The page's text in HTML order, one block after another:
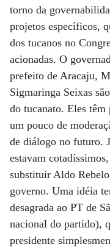
torno da
projetos específicos,
dos tucanos no
acionadas. O
prefeito de Aracaju,
Sigmaringa Seixas
do tucanato. Eles têm
um pouco de
de diálogo no futuro.
estavam
substituir Aldo
governo. Uma idéia
desagrada ao PT de
nacional do partido),
presidente